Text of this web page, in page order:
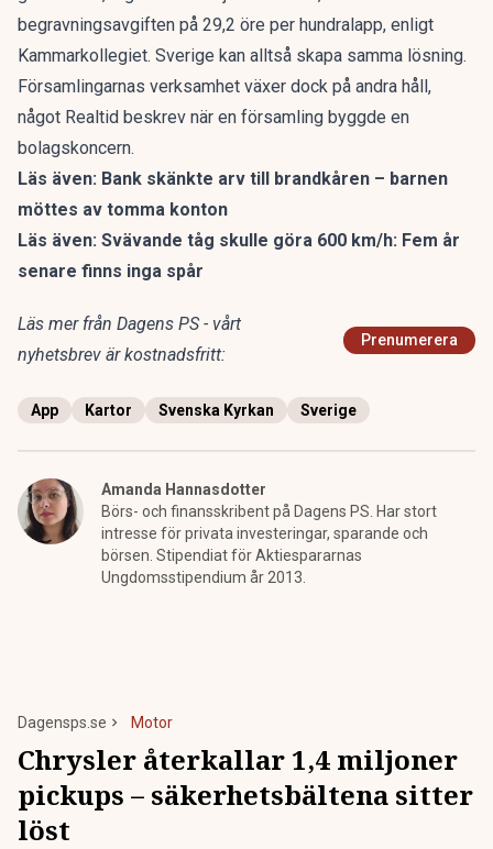
begravningsavgiften på 29,2 öre per hundralapp, enligt
Kammarkollegiet. Sverige kan alltså skapa samma lösning.
Församlingarnas verksamhet växer dock på andra håll,
något Realtid beskrev när en församling byggde en
bolagskoncern.
Läs även: Bank skänkte arv till brandkåren – barnen
möttes av tomma konton
Läs även: Svävande tåg skulle göra 600 km/h: Fem år
senare finns inga spår
Läs mer från Dagens PS - vårt
nyhetsbrev är kostnadsfritt:
Prenumerera
App Kartor Svenska Kyrkan Sverige
Amanda Hannasdotter
Börs- och finansskribent på Dagens PS. Har stort
intresse för privata investeringar, sparande och
börsen. Stipendiat för Aktiespararnas
Ungdomsstipendium år 2013.
Dagensps.se Motor
Chrysler återkallar 1,4 miljoner
pickups – säkerhetsbältena sitter
löst